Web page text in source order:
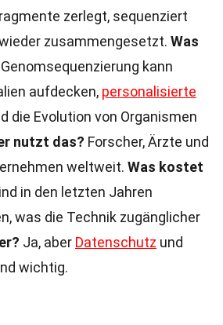
zerlegt, sequenziert
zusammengesetzt. Was
Genomsequenzierung kann
aufdecken, personalisierte
die Evolution von Organismen
nutzt das? Forscher, Ärzte und
weltweit. Was kostet
in den letzten Jahren
was die Technik zugänglicher
Ja, aber Datenschutz und
wichtig.